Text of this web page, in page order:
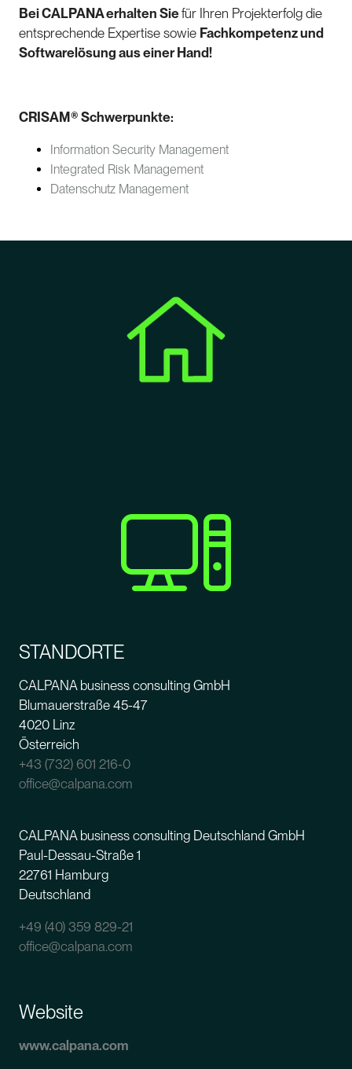
Bei CALPANA erhalten Siefür Ihren Projekterfolg die
entsprechende Expertise sowie Fachkompetenz und
Softwarelösung aus einer Hand!
CRISAM® Schwerpunkte:
Information Security Management
Integrated Risk Management
Datenschutz Management
STANDORTE
CALPANA business consulting GmbH
Blumauerstraße 45-47
4020 Linz
Österreich
+43 (732) 601 216-0
office@calpana.com
CALPANA business consulting Deutschland GmbH
Paul-Dessau-Straße 1
22761 Hamburg
Deutschland
+49 (40) 359 829-21
office@calpana.com
Website
www.calpana.com